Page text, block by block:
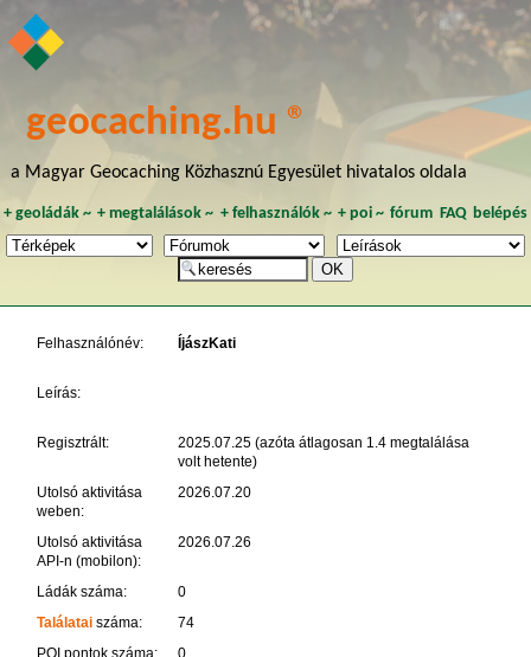
geocaching.hu ®
a Magyar Geocaching Közhasznú Egyesület hivatalos oldala
+ geoládák~ +megtalálások ~ + felhasználók~ + poi~ fórum FAQ belépés
Felhasználónév: ÍjászKati
Leírás:
Regisztrált:
2025.07.25 (azóta átlagosan 1.4 megtalálása
volt hetente)
Utolsó aktivitása
weben:
2026.07.20
Utolsó aktivitása
API-n (mobilon):
2026.07.26
Ládák száma:
0
Találataiszáma:
74
POI pontok száma:
0